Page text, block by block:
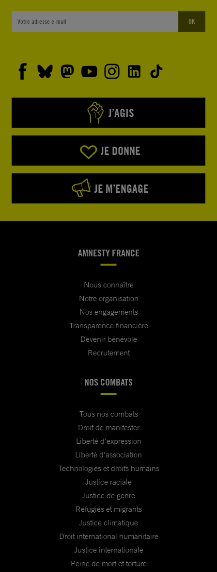
OK
J’AGIS
JE DONNE
JE M’ENGAGE
AMNESTY FRANCE
Nous connaître
Notre organisation
Nos engagements
Transparence financière
Devenir bénévole
Recrutement
NOS COMBATS
Tous nos combats
Droit de manifester
Liberté d'expression
Liberté d'association
Technologies et droits humains
Justice raciale
Justice de genre
Réfugiés et migrants
Justice climatique
Droit international humanitaire
Justice internationale
Peine de mort et torture